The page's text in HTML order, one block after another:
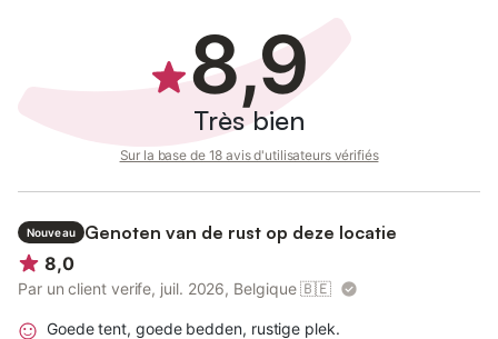
(plage de sable, sports nautiques, pédalos).
Pour les amateurs de nature et de patrimoine, l’écomusée de
Marquèze à Sabres présente la vie traditionnelle d’un village
possibles dans les forêts de pins, ainsi que l’observation des
oiseaux migrateurs, notamment des grues en hiver à Arjuzanx.
Des excursions d’une journée permettent de rejoindre le Bassin
d’Arcachon (Dune du Pilat, Cap Ferret) ou l’Espagne (Saint-
8,9
Très bien
Sur la base de 18 avis d'utilisateurs vérifiés
Nouveau
Genoten van de rust op deze locatie
8,0
Par un client verife, juil. 2026, Belgique 🇧🇪
Goede tent, goede bedden, rustige plek.